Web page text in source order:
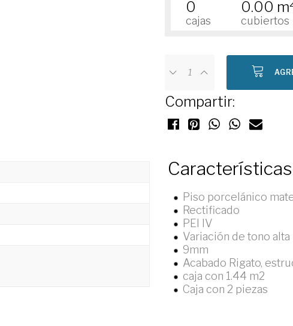
0
cajas
0.00 m
cubiertos
Compartir:
Características
Piso porcelánico
Rectificado
PEI IV
Variación de tono alta
9mm
Acabado Rigato,
caja con 1.44 m2
Caja con 2 piezas